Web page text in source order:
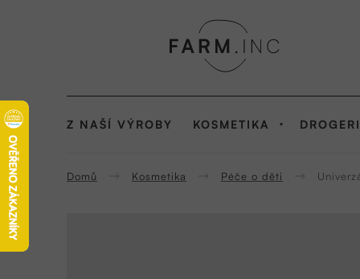
Z NAŠÍ VÝROBY KOSMETIKA
Domů Kosmetika Péče o děti